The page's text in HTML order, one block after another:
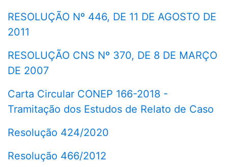
RESOLUÇÃO Nº 446, DE 11 DE AGOSTO DE
2011
RESOLUÇÃO CNS Nº 370, DE 8 DE MARÇO
DE 2007
Carta Circular CONEP 166-2018 -
Tramitação dos Estudos de Relato de Caso
Resolução 424/2020
Resolução 466/2012